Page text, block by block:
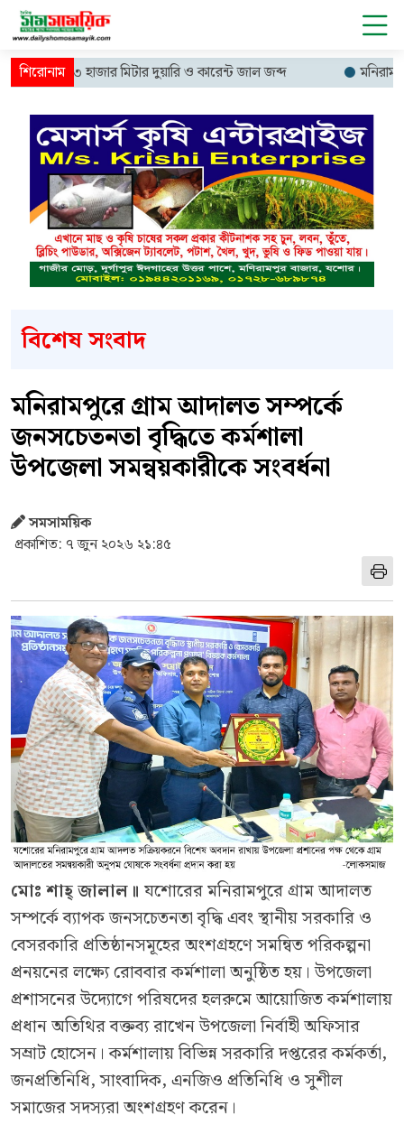
১৩ হাজার মিটার দুয়ারি ও কারেন্ট জাল জব্দ মনিরামপুরে
বিশেষ সংবাদ
মনিরামপুরে গ্রাম আদালত সম্পর্কে
জনসচেতনতা বৃদ্ধিতে কর্মশালা
উপজেলা সমন্বয়কারীকে সংবর্ধনা
সমসাময়িক
প্রকাশিত: ৭ জুন ২০২৬ ২১:৪৫
মোঃ শাহ্ জালাল॥ যশোরের মনিরামপুরে গ্রাম আদালত
সম্পর্কে ব্যাপক জনসচেতনতা বৃদ্ধি এবং স্থানীয় সরকারি ও
বেসরকারি প্রতিষ্ঠানসমূহের অংশগ্রহণে সমন্বিত পরিকল্পনা
প্রনয়নের লক্ষ্যে রোববার কর্মশালা অনুষ্ঠিত হয়। উপজেলা
প্রশাসনের উদ্যোগে পরিষদের হলরুমে আয়োজিত কর্মশালায়
প্রধান অতিথির বক্তব্য রাখেন উপজেলা নির্বাহী অফিসার
সম্রাট হোসেন। কর্মশালায় বিভিন্ন সরকারি দপ্তরের কর্মকর্তা,
জনপ্রতিনিধি, সাংবাদিক, এনজিও প্রতিনিধি ও সুশীল
সমাজের সদস্যরা অংশগ্রহণ করেন।